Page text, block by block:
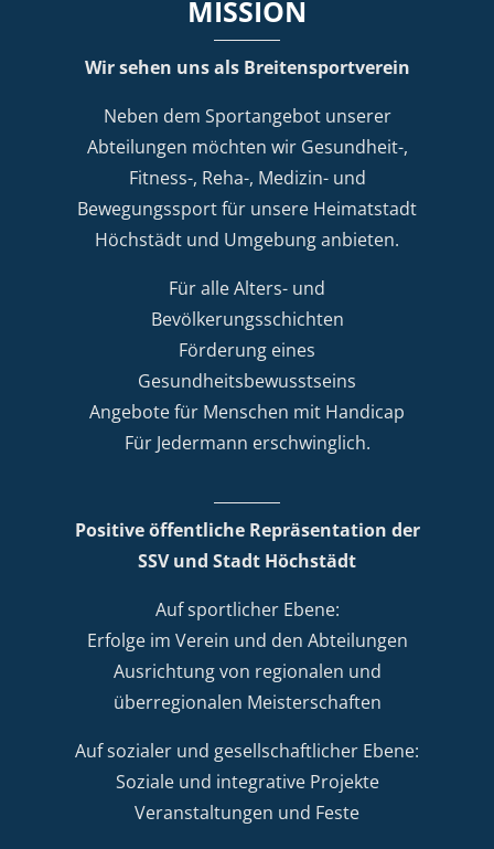
MISSION
Wir sehen uns als Breitensportverein
Neben dem Sportangebot unserer
Abteilungen möchten wir Gesundheit-,
Fitness-, Reha-, Medizin- und
Bewegungssport für unsere Heimatstadt
Höchstädt und Umgebung anbieten.
Für alle Alters- und
Bevölkerungsschichten
Förderung eines
Gesundheitsbewusstseins
Angebote für Menschen mit Handicap
Für Jedermann erschwinglich.
Positive öffentliche Repräsentation der
SSV und Stadt Höchstädt
Auf sportlicher Ebene:
Erfolge im Verein und den Abteilungen
Ausrichtung von regionalen und
überregionalen Meisterschaften
Auf sozialer und gesellschaftlicher Ebene:
Soziale und integrative Projekte
Veranstaltungen und Feste